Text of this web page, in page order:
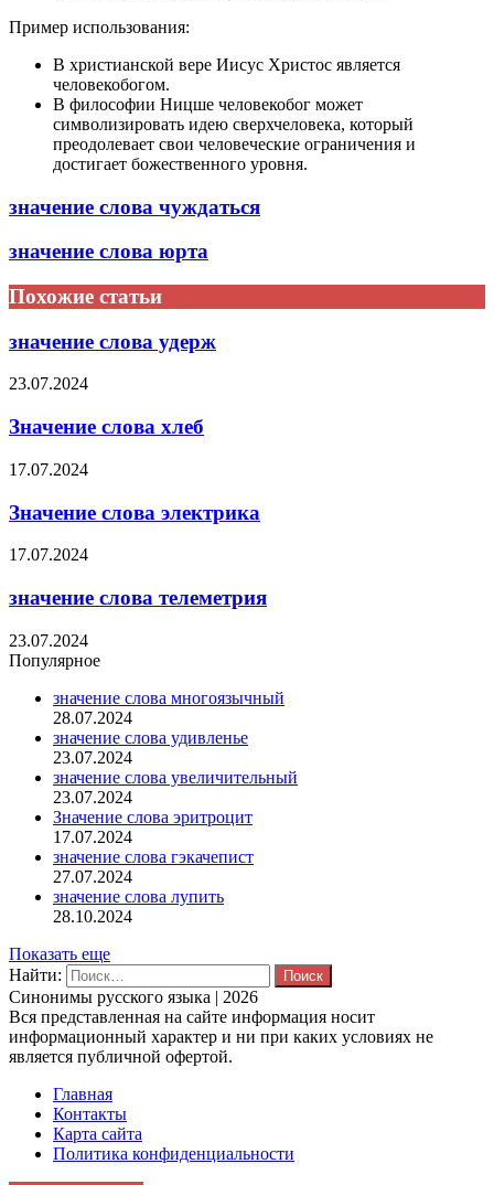
Пример использования:
В христианской вере Иисус Христос является
человекобогом.
В философии Ницше человекобог может
символизировать идею сверхчеловека, который
преодолевает свои человеческие ограничения и
достигает божественного уровня.
значение слова чуждаться
значение слова юрта
Похожие статьи
значение слова удерж
23.07.2024
Значение слова хлеб
17.07.2024
Значение слова электрика
17.07.2024
значение слова телеметрия
23.07.2024
Популярное
значение слова многоязычный
28.07.2024
значение слова удивленье
23.07.2024
значение слова увеличительный
23.07.2024
Значение слова эритроцит
17.07.2024
значение слова гэкачепист
27.07.2024
значение слова лупить
28.10.2024
Показать еще
Найти:
Синонимы русского языка | 2026
Вся представленная на сайте информация носит
информационный характер и ни при каких условиях не
является публичной офертой.
Главная
Контакты
Карта сайта
Политика конфиденциальности